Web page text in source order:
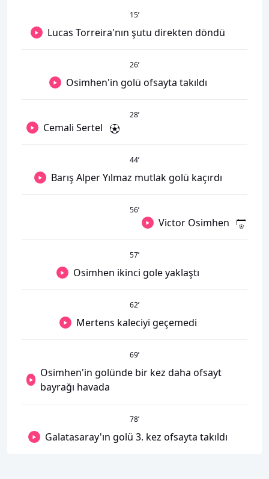
15’
Lucas Torreira'nın şutu direkten döndü
26’
Osimhen'in golü ofsayta takıldı
28’
Cemali Sertel
44’
Barış Alper Yılmaz mutlak golü kaçırdı
56’
Victor Osimhen
57’
Osimhen ikinci gole yaklaştı
62’
Mertens kaleciyi geçemedi
69’
Osimhen'in golünde bir kez daha ofsayt
bayrağı havada
78’
Galatasaray'ın golü 3. kez ofsayta takıldı